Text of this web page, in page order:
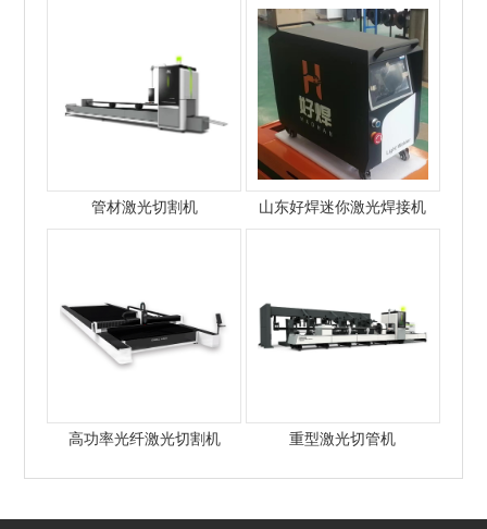
管材激光切割机 山东好焊迷你激光焊接机
高功率光纤激光切割机 重型激光切管机